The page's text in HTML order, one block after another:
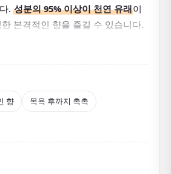
. 성분의 95% 이상이 천연 유래이
본격적인 향을 즐길 수 있습니다.
르가못, 캐모마일＆클라리세이지,
, 시더우드＆제라늄 등 여러 종류
백 등에 함유된 향 성분 「α-피넨」
고 싶어지는, 릴랙스에 공들인 향으
계유산 샤크베이산 천연 해염을 사
성분도 배합해, 목욕 후까지 촉촉
향
목욕 후까지 촉촉